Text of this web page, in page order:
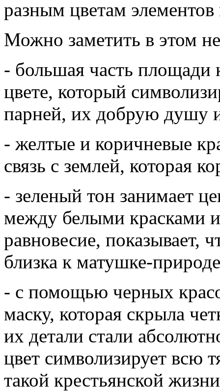
разным цветам
Можно заметить в этом
- большая часть площади
цвете, который
парней, их добрую душу
- желтые и коричневые
связь с землей, которая
- зеленый тон занимает
между белыми красками
равновесие, показывает,
близка к матушке-
- с помощью черных
маску, которая скрыла
их детали стали
цвет символизирует всю
такой крестьянской